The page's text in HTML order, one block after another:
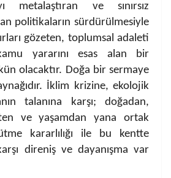
metalaştıran ve sınırsız
politikaların sürdürülmesiyle
gözeten, toplumsal adaleti
yararını esas alan bir
olacaktır. Doğa bir sermaye
İklim krizine, ekolojik
talanına karşı; doğadan,
ve yaşamdan yana ortak
kararlılığı ile bu kentte
direniş ve dayanışma var